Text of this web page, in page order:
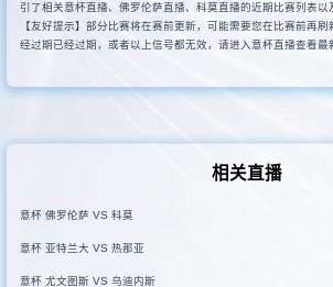
引了相关意杯直播、佛罗伦萨直播、科莫直播的近期比赛列表以
【友好提示】部分比赛将在赛前更新，可能需要您在比赛前再
经过期已经过期，或者以上信号都无效，请进入意杯直播查看最
相关直播
意杯 佛罗伦萨 VS 科莫
意杯 亚特兰大 VS 热那亚
意杯 尤文图斯 VS 乌迪内斯